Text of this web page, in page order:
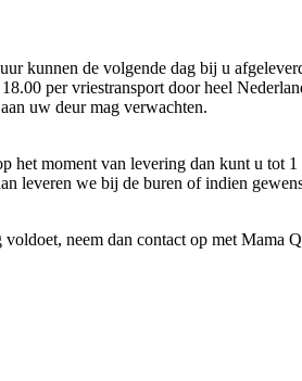
kunnen de volgende dag bij u
per vriestransport door heel
uw deur mag verwachten.
het moment van levering dan kunt u tot
leveren we bij de buren of indien
neem dan contact op met Mama